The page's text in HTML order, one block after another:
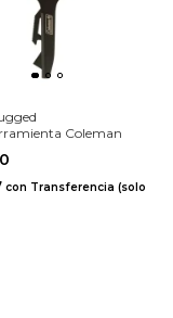
Coleman
con Transferencia (solo